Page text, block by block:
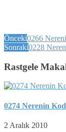
Önceki0266
Sonraki0228
Rastgele
0274 Nerenin
2 Aralık 2010